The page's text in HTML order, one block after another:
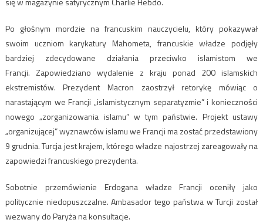
Po głośnym mordzie na francuskim nauczycielu, który pokazywał
swoim uczniom karykatury Mahometa, francuskie władze podjęły
bardziej zdecydowane działania przeciwko islamistom we
Francji. Zapowiedziano wydalenie z kraju ponad 200 islamskich
ekstremistów. Prezydent Macron zaostrzył retorykę mówiąc o
narastającym we Francji „islamistycznym separatyzmie” i konieczności
nowego „zorganizowania islamu” w tym państwie. Projekt ustawy
„organizującej” wyznawców islamu we Francji ma zostać przedstawiony
9 grudnia. Turcja jest krajem, którego władze najostrzej zareagowały na
zapowiedzi francuskiego prezydenta.
Sobotnie przemówienie Erdogana władze Francji oceniły jako
politycznie niedopuszczalne. Ambasador tego państwa w Turcji został
wezwany do Paryża na konsultacje.